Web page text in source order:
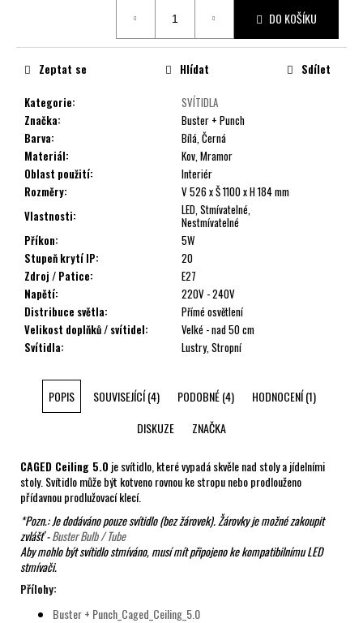
DO KOŠÍKU
Kategorie:
SVÍTIDLA
Značka:
Buster + Punch
Barva:
Bílá, Černá
Materiál:
Kov, Mramor
Oblast použití:
Interiér
Rozměry:
V 526 x Š 1100 x H 184 mm
Vlastnosti:
LED, Stmívatelné,
Nestmívatelné
Příkon:
5W
Stupeň krytí IP:
20
Zdroj / Patice:
E27
Napětí:
220V - 240V
Distribuce světla:
Přímé osvětlení
Velikost doplňků / svítidel:
Velké - nad 50 cm
Svítidla: Lustry, Stropní
Zeptat se Hlídat Sdílet
POPIS SOUVISEJÍCÍ (4) PODOBNÉ (4)
HODNOCENÍ (1)
DISKUZE
ZNAČKA
CAGED Ceiling 5.0 je svítidlo, které vypadá skvěle nad stoly a jídelními
stoly. Svítidlo může být kotveno rovnou ke stropu nebo prodlouženo
přídavnou prodlužovací klecí.
*Pozn.: Je dodáváno pouze svítidlo (bez žárovek). Žárovky je možné zakoupit
zvlášť -Buster Bulb / Tube
Aby mohlo být svítidlo stmíváno, musí mít připojeno ke kompatibilnímu LED
stmívači.
Přílohy:
Buster + Punch_Caged_Ceiling_5.0